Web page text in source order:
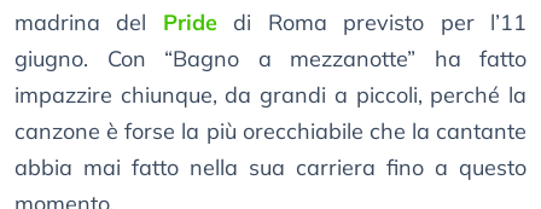
madrina del Pridedi Roma previsto per l’11
giugno. Con “Bagno a mezzanotte” ha fatto
impazzire chiunque, da grandi a piccoli, perché la
canzone è forse la più orecchiabile che la cantante
abbia mai fatto nella sua carriera fino a questo